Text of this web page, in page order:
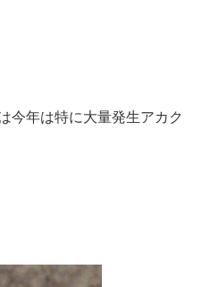
今年は特に大量発生アカク